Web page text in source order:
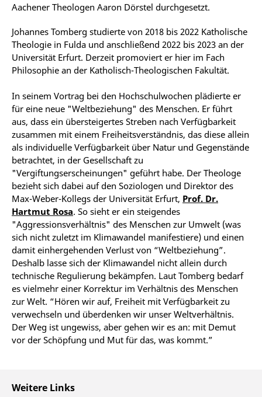
Aachener Theologen Aaron Dörstel durchgesetzt.
Johannes Tomberg studierte von 2018 bis 2022 Katholische
Theologie in Fulda und anschließend 2022 bis 2023 an der
Universität Erfurt. Derzeit promoviert er hier im Fach
Philosophie an der Katholisch-Theologischen Fakultät.
In seinem Vortrag bei den Hochschulwochen plädierte er
für eine neue "Weltbeziehung" des Menschen. Er führt
aus, dass ein übersteigertes Streben nach Verfügbarkeit
zusammen mit einem Freiheitsverständnis, das diese allein
als individuelle Verfügbarkeit über Natur und Gegenstände
betrachtet, in der Gesellschaft zu
"Vergiftungserscheinungen" geführt habe. Der Theologe
bezieht sich dabei auf den Soziologen und Direktor des
Max-Weber-Kollegs der Universität Erfurt, Prof. Dr.
Hartmut Rosa. So sieht er ein steigendes
"Aggressionsverhältnis" des Menschen zur Umwelt (was
sich nicht zuletzt im Klimawandel manifestiere) und einen
damit einhergehenden Verlust von “Weltbeziehung”.
Deshalb lasse sich der Klimawandel nicht allein durch
technische Regulierung bekämpfen. Laut Tomberg bedarf
es vielmehr einer Korrektur im Verhältnis des Menschen
zur Welt. “Hören wir auf, Freiheit mit Verfügbarkeit zu
verwechseln und überdenken wir unser Weltverhältnis.
Der Weg ist ungewiss, aber gehen wir es an: mit Demut
vor der Schöpfung und Mut für das, was kommt.”
Weitere Links